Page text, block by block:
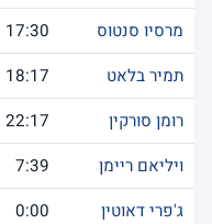
מרסיו סנטוס
17:30
תמיר בלאט
18:17
רומן סורקין
22:17
ויליאם ריימן
7:39
ג'פרי דאוטין
0:00